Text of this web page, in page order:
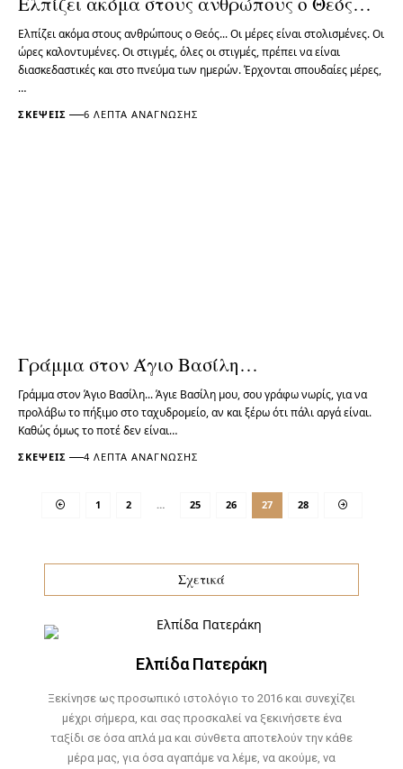
Ελπίζει ακόμα στους ανθρώπους ο Θεός... Οι μέρες είναι στολισμένες. Οι
ώρες καλοντυμένες. Οι στιγμές, όλες οι στιγμές, πρέπει να είναι
διασκεδαστικές και στο πνεύμα των ημερών. Έρχονται σπουδαίες μέρες,
…
ΣΚΈΨΕΙΣ 6 ΛΕΠΤΆ ΑΝΆΓΝΩΣΗΣ
Γράμμα στον Άγιο Βασίλη…
Γράμμα στον Άγιο Βασίλη... Άγιε Βασίλη μου, σου γράφω νωρίς, για να
προλάβω το πήξιμο στο ταχυδρομείο, αν και ξέρω ότι πάλι αργά είναι.
Καθώς όμως το ποτέ δεν είναι…
ΣΚΈΨΕΙΣ 4 ΛΕΠΤΆ ΑΝΆΓΝΩΣΗΣ
1 2 … 25 26 27 28
Σχετικά
Ελπίδα Πατεράκη
Ξεκίνησε ως προσωπικό ιστολόγιο το 2016 και συνεχίζει
μέχρι σήμερα, και σας προσκαλεί να ξεκινήσετε ένα
ταξίδι σε όσα απλά μα και σύνθετα αποτελούν την κάθε
μέρα μας, για όσα αγαπάμε να λέμε, να ακούμε, να